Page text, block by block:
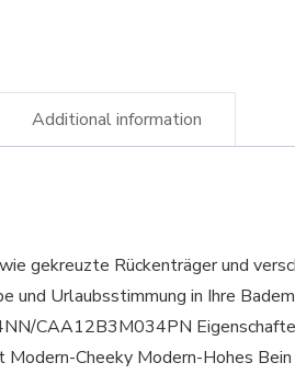
Additional information
gekreuzte Rückenträger und
und Urlaubsstimmung in Ihre
CAA12B3M034PN
Cheeky Modern-Hohes